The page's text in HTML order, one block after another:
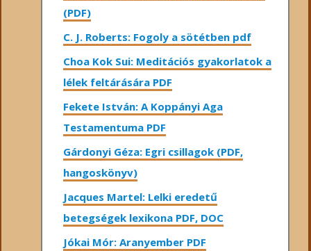
(PDF)
C. J. Roberts: Fogoly a sötétben pdf
Choa Kok Sui: Meditációs gyakorlatok a
lélek feltárására PDF
Fekete István: A Koppányi Aga
Testamentuma PDF
Gárdonyi Géza: Egri csillagok (PDF,
hangoskönyv)
Jacques Martel: Lelki eredetű
betegségek lexikona PDF, DOC
Jókai Mór: Aranyember PDF